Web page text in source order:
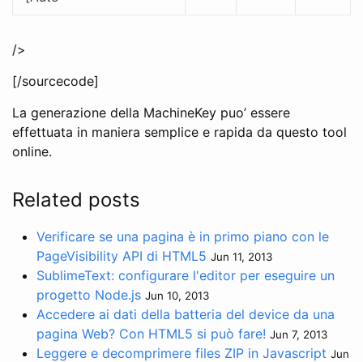
/>
[/sourcecode]
La generazione della MachineKey puo’ essere
effettuata in maniera semplice e rapida da questo tool
online.
Related posts
Verificare se una pagina è in primo piano con le
PageVisibility API di HTML5 Jun 11, 2013
SublimeText: configurare l'editor per eseguire un
progetto Node.js Jun 10, 2013
Accedere ai dati della batteria del device da una
pagina Web? Con HTML5 si può fare! Jun 7, 2013
Leggere e decomprimere files ZIP in Javascript Jun